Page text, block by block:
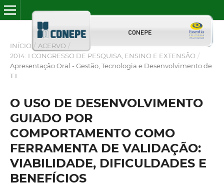
INÍCIO / ACERVO /
2014: I CONGRESSO DE PESQUISA, ENSINO E EXTENSÃO /
Apresentação Oral - Gestão, Tecnologia e Desenvolvimento de
T.I.
O USO DE DESENVOLVIMENTO
GUIADO POR
COMPORTAMENTO COMO
FERRAMENTA DE VALIDAÇÃO:
VIABILIDADE, DIFICULDADES E
BENEFÍCIOS